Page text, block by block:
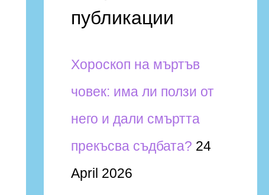
публикации
Хороскоп на мъртъв
човек: има ли ползи от
него и дали смъртта
прекъсва съдбата? 24
April 2026